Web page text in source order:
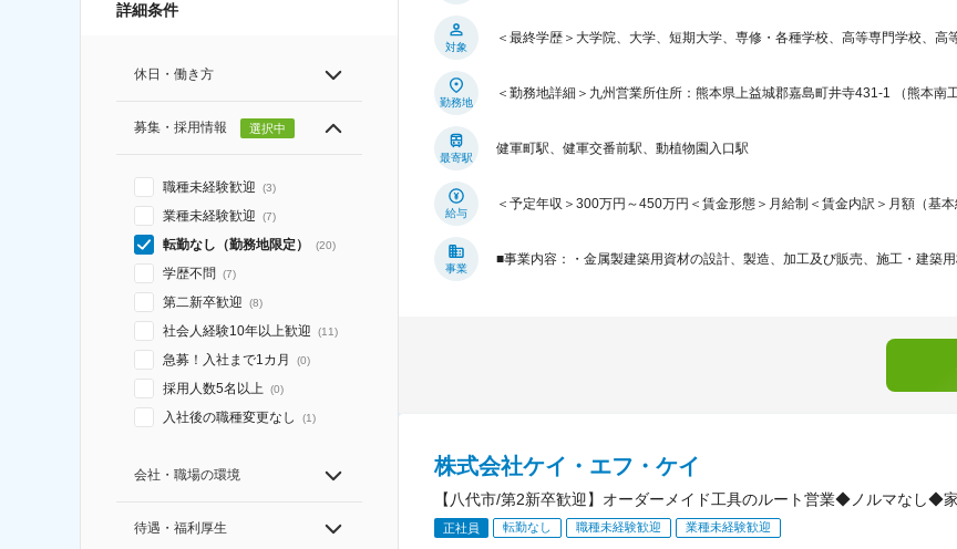
詳細条件
休日・働き方
募集・採用情報 選択中
職種未経験歓迎 (3)
業種未経験歓迎 (7)
転勤なし（勤務地限定） (20)
学歴不問 (7)
第二新卒歓迎 (8)
社会人経験10年以上歓迎 (11)
急募！入社まで1カ月 (0)
採用人数5名以上 (0)
入社後の職種変更なし (1)
会社・職場の環境
待遇・福利厚生
対象
＜最終学歴＞大学院、大学、短期大学、専修・各種学校、高等専門学校、高
勤務地
＜勤務地詳細＞九州営業所住所：熊本県上益城郡嘉島町井寺431-1 （熊本南
最寄駅
健軍町駅、健軍交番前駅、動植物園入口駅
給与
＜予定年収＞300万円～450万円＜賃金形態＞月給制＜賃金内訳＞月額（基
事業
■事業内容：・金属製建築用資材の設計、製造、加工及び販売、施工・建築
株式会社ケイ・エフ・ケイ
【八代市/第2新卒歓迎】オーダーメイド工具のルート営業◆ノルマなし◆
正社員 転勤なし 職種未経験歓迎 業種未経験歓迎